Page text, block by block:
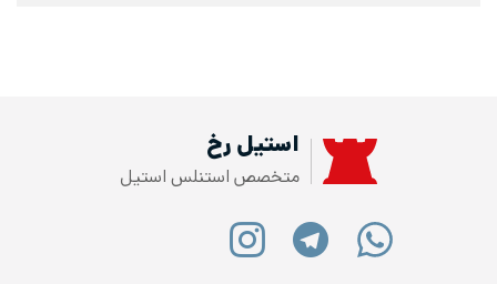
استیل رخ
متخصص استنلس استیل